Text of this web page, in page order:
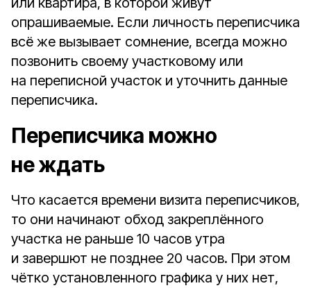
опрашиваемые. Если личность переписчика
всё же вызывает сомнение, всегда можно
позвонить своему участковому или
на переписной участок и уточнить данные
переписчика.
Переписчика можно
не ждать
Что касается времени визита переписчиков,
то они начинают обход закреплённого
участка не раньше 10 часов утра
и завершют не позднее 20 часов. При этом
чётко установленного графика у них нет,